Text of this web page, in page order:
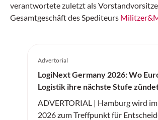
verantwortete zuletzt als
Gesamtgeschäft des Spediteurs
Advertorial
LogiNext Germany 2026: Wo
Logistik ihre nächste Stufe
ADVERTORIAL | Hamburg wird
2026 zum Treffpunkt für